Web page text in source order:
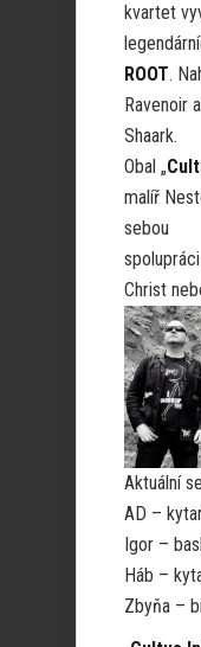
kvartet
ROOT.
Ravenoir
Shaark.
Obal „
malíř
sebou
Christ
Aktuální
AD –
Igor –
Háb –
Zbyňa –